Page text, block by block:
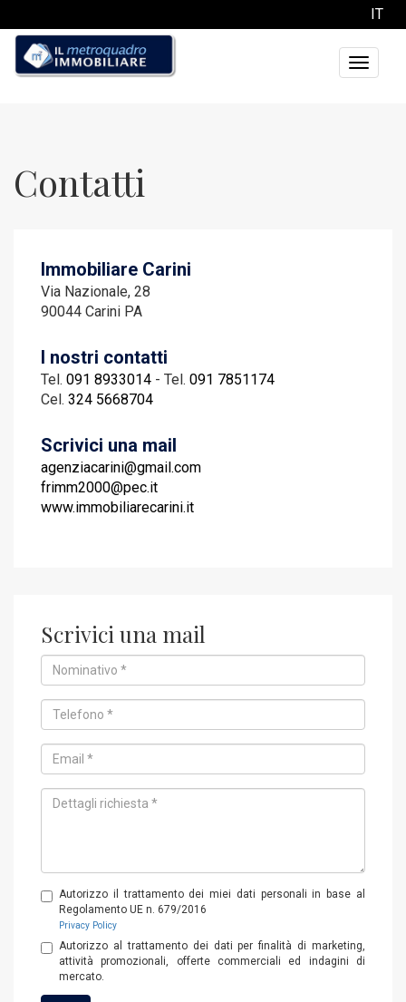
IT
Toggle
Contatti
Immobiliare Carini
Via Nazionale, 28
90044 Carini PA
I nostri contatti
Tel. 091 8933014 - Tel. 091 7851174
Cel. 324 5668704
Scrivici una mail
agenziacarini@gmail.com
frimm2000@pec.it
www.immobiliarecarini.it
Scrivici una mail
Nominativo
*
Telefono
*
Email
*
Dettagli
richiesta
Autorizzo il trattamento dei miei dati personali in base al
Regolamento UE n. 679/2016
Privacy Policy
Autorizzo al trattamento dei dati per finalità di marketing,
attività promozionali, offerte commerciali ed indagini di
mercato.